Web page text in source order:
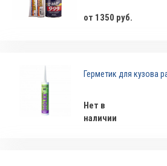
от 1350 руб.
Герметик для кузова
Нет в
наличии